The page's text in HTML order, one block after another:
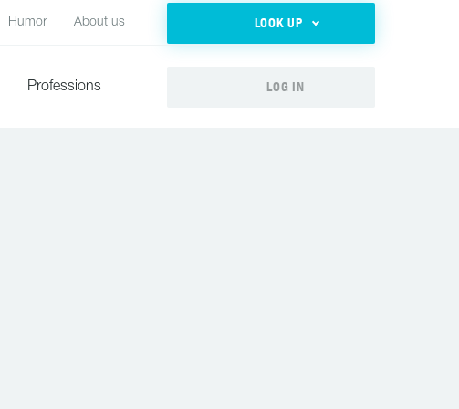
Humor About us LOOK UP
Professions LOG IN